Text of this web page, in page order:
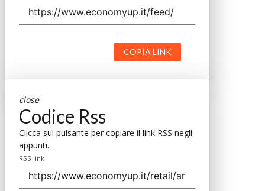
COPIA LINK
close
Codice Rss
Clicca sul pulsante per copiare il link RSS negli
appunti.
RSS link